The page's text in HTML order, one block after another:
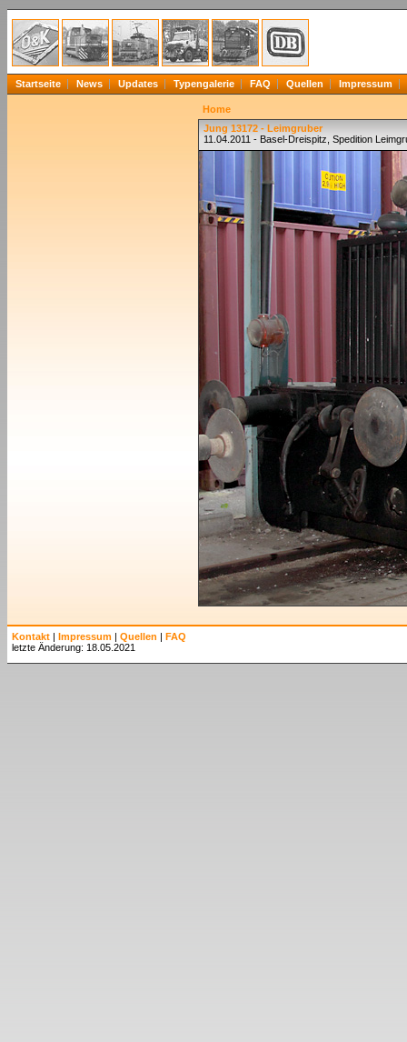
Startseite News Updates Typengalerie FAQ Quellen Impressum
Home
Jung 13172 - Leimgruber
11.04.2011 - Basel-Dreispitz, Spedition
Kontakt | Impressum | Quellen | FAQ
letzte Änderung: 18.05.2021